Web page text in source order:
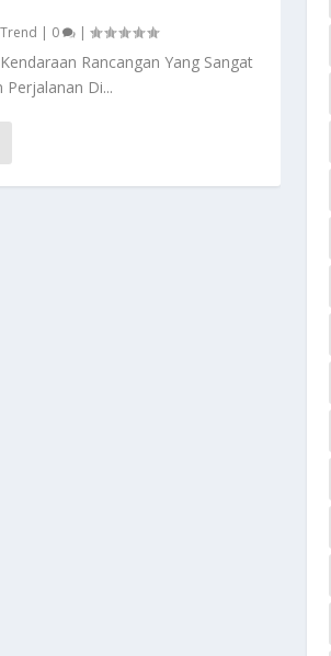
Trend | 0 |
Rancangan Yang Sangat
Di...